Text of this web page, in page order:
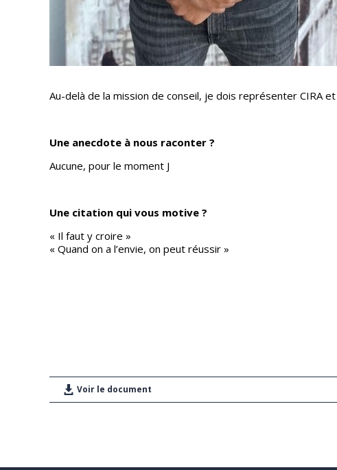
Au-delà de la mission de conseil, je dois représenter CIRA
Une anecdote à nous raconter ?
Aucune, pour le moment J
Une citation qui vous motive ?
« Il faut y croire »
« Quand on a l’envie, on peut réussir »
Voir le document